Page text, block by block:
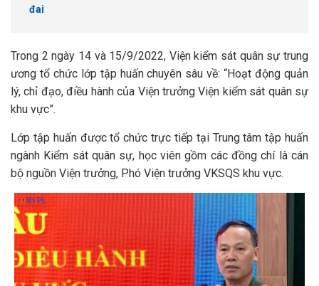
đai
Trong 2 ngày 14 và 15/9/2022, Viện kiểm sát quân sự trung
ương tổ chức lớp tập huấn chuyên sâu về: “Hoạt động quản
lý, chỉ đạo, điều hành của Viện trưởng Viện kiểm sát quân sự
khu vực”.
Lớp tập huấn được tổ chức trực tiếp tại Trung tâm tập huấn
ngành Kiểm sát quân sự, học viên gồm các đồng chí là cán
bộ nguồn Viện trưởng, Phó Viện trưởng VKSQS khu vực.